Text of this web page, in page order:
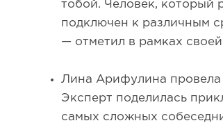
тобой. Человек, который
подключен к различным
— отметил в рамках
Лина Арифулина
Эксперт поделилась
самых сложных